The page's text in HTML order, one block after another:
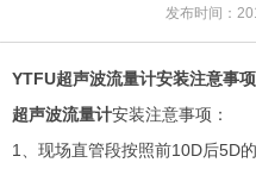
发布时间：
YTFU超声波流量计安装注意事项
超声波流量计安装注意事项：
1、现场直管段按照前10D后5D